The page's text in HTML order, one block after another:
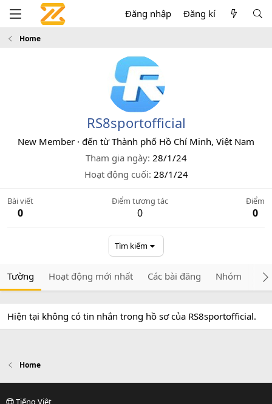
Đăng nhập Đăng kí
Home
RS8sportofficial
New Member · đến từ Thành phố Hồ Chí Minh, Việt Nam
Tham gia ngày 28/1/24
Hoạt động cuối 28/1/24
Bài viết
0
Điểm tương tác
0
Điểm
0
Tìm kiếm
Tường Hoạt động mới nhất Các bài đăng Nhóm
Hiện tại không có tin nhắn trong hồ sơ của RS8sportofficial.
Home
Tiếng Việt